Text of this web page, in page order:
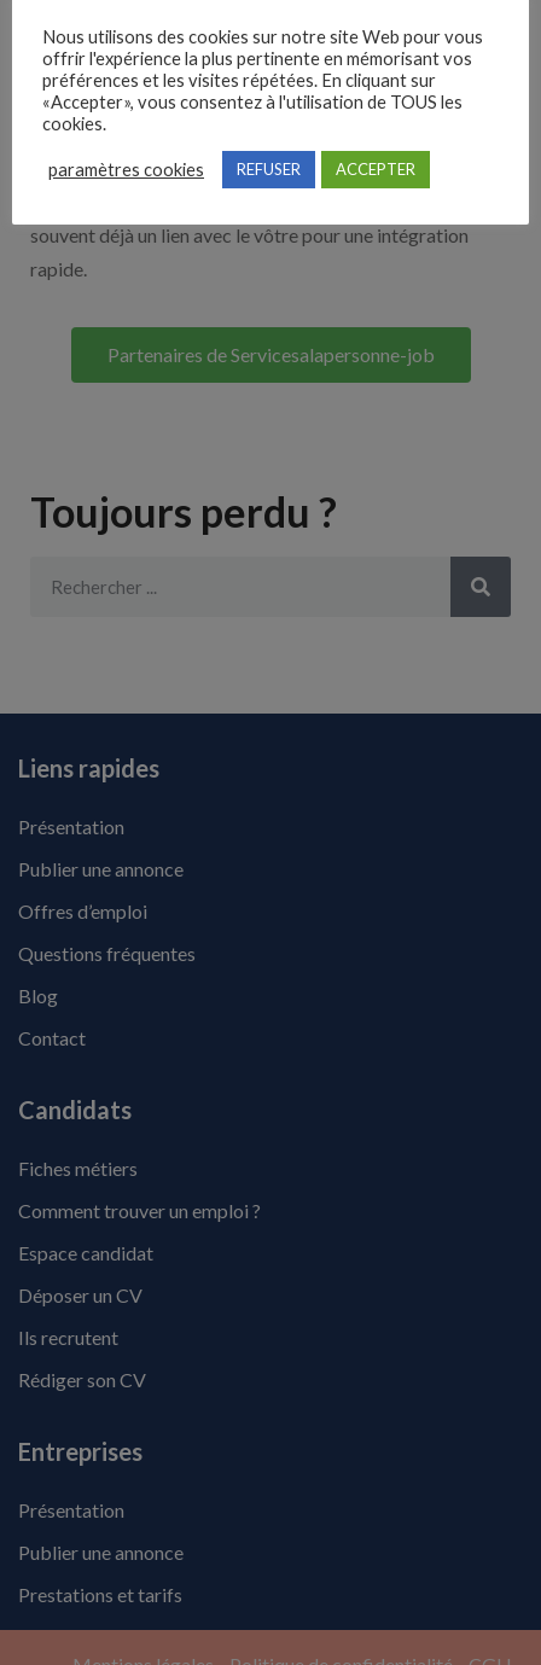
Nos solutions entreprises
Découvrez nos partenaires ! Moteurs de recherches,
multidiffuseurs, sites payant… nombreux sont nos
souvent déjà un lien avec le vôtre pour une intégration
rapide.
Partenaires de Servicesalapersonne-job
Toujours perdu ?
Liens rapides
Présentation
Publier une annonce
Offres d’emploi
Questions fréquentes
Blog
Contact
Candidats
Fiches métiers
Comment trouver un emploi ?
Espace candidat
Déposer un CV
Ils recrutent
Rédiger son CV
Entreprises
Présentation
Publier une annonce
Prestations et tarifs
Nous utilisons des cookies sur notre site Web pour vous
offrir l'expérience la plus pertinente en mémorisant vos
préférences et les visites répétées. En cliquant sur
«Accepter», vous consentez à l'utilisation de TOUS les
cookies.
paramètres cookies REFUSER ACCEPTER